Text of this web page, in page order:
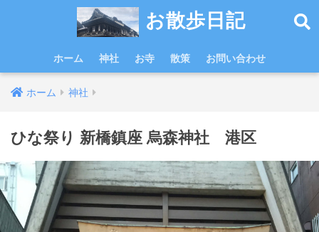
お散歩日記
ホーム 神社 お寺 散策 お問い合わせ
ホーム 神社
ひな祭り 新橋鎮座 烏森神社 港区